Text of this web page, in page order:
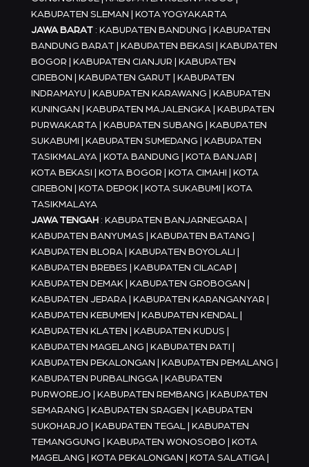
KABUPATEN SLEMAN | KOTA YOGYAKARTA
JAWA BARAT: KABUPATEN BANDUNG | KABUPATEN
BANDUNG BARAT | KABUPATEN BEKASI | KABUPATEN
BOGOR | KABUPATEN CIANJUR | KABUPATEN
CIREBON | KABUPATEN GARUT | KABUPATEN
INDRAMAYU | KABUPATEN KARAWANG | KABUPATEN
KUNINGAN | KABUPATEN MAJALENGKA | KABUPATEN
PURWAKARTA | KABUPATEN SUBANG | KABUPATEN
SUKABUMI | KABUPATEN SUMEDANG | KABUPATEN
TASIKMALAYA | KOTA BANDUNG | KOTA BANJAR |
KOTA BEKASI | KOTA BOGOR | KOTA CIMAHI | KOTA
CIREBON | KOTA DEPOK | KOTA SUKABUMI | KOTA
TASIKMALAYA
JAWA TENGAH: KABUPATEN BANJARNEGARA |
KABUPATEN BANYUMAS | KABUPATEN BATANG |
KABUPATEN BLORA | KABUPATEN BOYOLALI |
KABUPATEN BREBES | KABUPATEN CILACAP |
KABUPATEN DEMAK | KABUPATEN GROBOGAN |
KABUPATEN JEPARA | KABUPATEN KARANGANYAR |
KABUPATEN KEBUMEN | KABUPATEN KENDAL |
KABUPATEN KLATEN | KABUPATEN KUDUS |
KABUPATEN MAGELANG | KABUPATEN PATI |
KABUPATEN PEKALONGAN | KABUPATEN PEMALANG |
KABUPATEN PURBALINGGA | KABUPATEN
PURWOREJO | KABUPATEN REMBANG | KABUPATEN
SEMARANG | KABUPATEN SRAGEN | KABUPATEN
SUKOHARJO | KABUPATEN TEGAL | KABUPATEN
TEMANGGUNG | KABUPATEN WONOSOBO | KOTA
MAGELANG | KOTA PEKALONGAN | KOTA SALATIGA |